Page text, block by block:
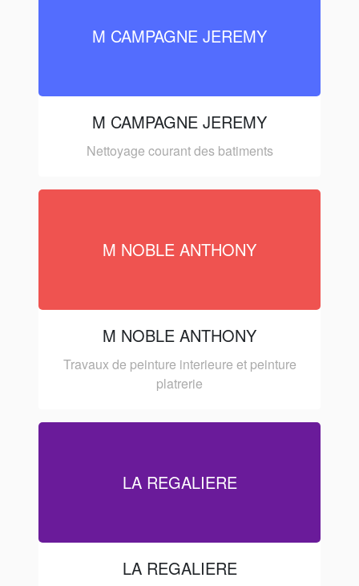
M CAMPAGNE JEREMY
M CAMPAGNE JEREMY
Nettoyage courant des batiments
M NOBLE ANTHONY
M NOBLE ANTHONY
Travaux de peinture interieure et peinture
platrerie
LA REGALIERE
LA REGALIERE